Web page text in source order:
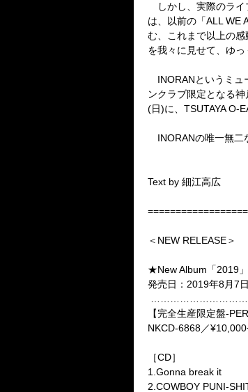
しかし、実際のライ
は、以前の「ALL WE
む、これまで以上の
を我々に見せて、ゆ
INORANというミュ
ンクラブ限定となる
(日)に、TSUTAYA O-
INORANの唯一無二
Text by 細江高広
＜NEW RELEASE＞
★New Album「2019」
発売日：2019年8月7日
【完全生産限定盤-
NKCD-6868／
［CD］
1.Gonna break it
2.COWBOY PUNI-